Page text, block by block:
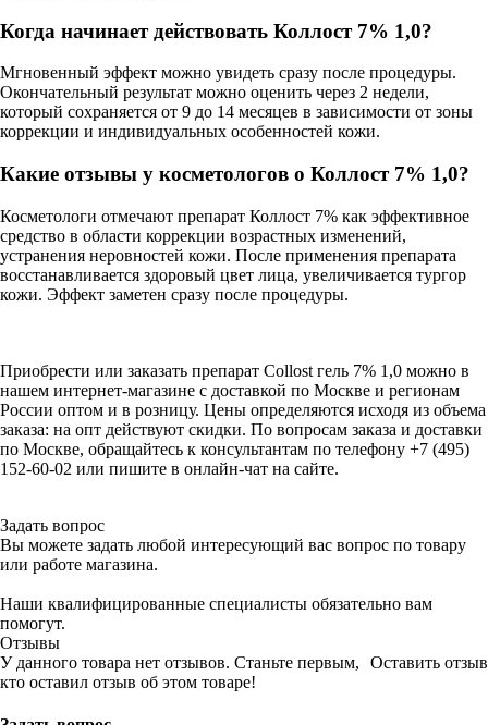
Когда начинает действовать Коллост 7% 1,0?
Мгновенный эффект можно увидеть сразу после процедуры.
Окончательный результат можно оценить через 2 недели,
который сохраняется от 9 до 14 месяцев в зависимости от зоны
коррекции и индивидуальных особенностей кожи.
Какие отзывы у косметологов о Коллост 7% 1,0?
Косметологи отмечают препарат Коллост 7% как эффективное
средство в области коррекции возрастных изменений,
устранения неровностей кожи. После применения препарата
восстанавливается здоровый цвет лица, увеличивается тургор
кожи. Эффект заметен сразу после процедуры.
Приобрести или заказать препарат Collost гель 7% 1,0 можно в
нашем интернет-магазине с доставкой по Москве и регионам
России оптом и в розницу. Цены определяются исходя из объема
заказа: на опт действуют скидки. По вопросам заказа и доставки
по Москве, обращайтесь к консультантам по телефону +7 (495)
152-60-02 или пишите в онлайн-чат на сайте.
Задать вопрос
Вы можете задать любой интересующий вас вопрос по товару
или работе магазина.
Наши квалифицированные специалисты обязательно вам
помогут.
Отзывы
Оставить отзыв
У данного товара нет отзывов. Станьте первым,
кто оставил отзыв об этом товаре!